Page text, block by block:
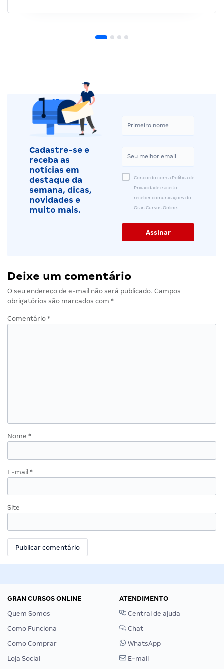
Cadastre-se e
receba as
notícias em
destaque da
semana, dicas,
novidades e
muito mais.
Concordo com a Política de
Privacidade e aceito
receber comunicações do
Gran Cursos Online.
Deixe um comentário
O seu endereço de e-mail não será publicado. Campos
obrigatórios são marcados com *
Comentário *
Nome *
E-mail *
Site
GRAN CURSOS ONLINE
Quem Somos
Como Funciona
Como Comprar
Loja Social
ATENDIMENTO
Central de ajuda
Chat
WhatsApp
E-mail